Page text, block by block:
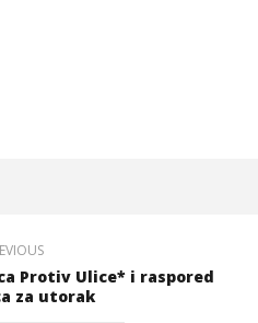
Protiv Ulice* i raspored
za utorak